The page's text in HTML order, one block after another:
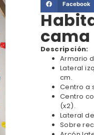
Facebook
cama
Descripción:
Armario
Lateral
cm.
Centro a
Centro
(x2).
Lateral
Sobre